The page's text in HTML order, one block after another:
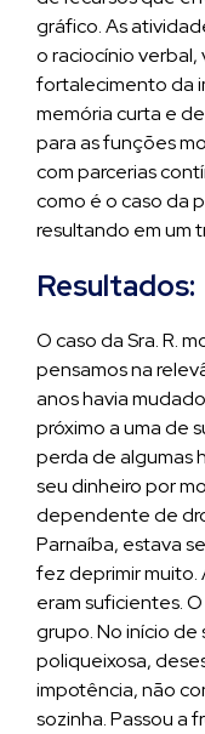
gráfico. As
o raciocínio verbal,
fortalecimento da
memória curta e
para as funções
com parcerias
como é o caso da
resultando em um
Resultados:
O caso da Sra. R.
pensamos na
anos havia
próximo a uma de
perda de algumas
seu dinheiro por
dependente de
Parnaíba, estava
fez deprimir muito.
eram suficientes.
grupo. No início
poliqueixosa,
impotência, não
sozinha. Passou a